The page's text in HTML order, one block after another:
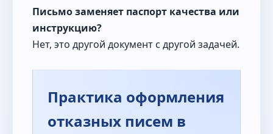
Письмо заменяет паспорт качества или
инструкцию?
Нет, это другой документ с другой задачей.
Практика оформления
отказных писем в